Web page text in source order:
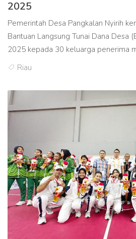
2025
Pemerintah Desa Pangkalan Nyirih
Bantuan Langsung Tunai Dana Desa
2025 kepada 30 keluarga penerima
Riau